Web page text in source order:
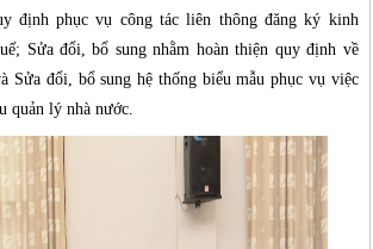
định phục vụ công tác liên thông đăng ký kinh
Sửa đổi, bổ sung nhằm hoàn thiện quy định về
Sửa đổi, bổ sung hệ thống biểu mẫu phục vụ việc
quản lý nhà nước.